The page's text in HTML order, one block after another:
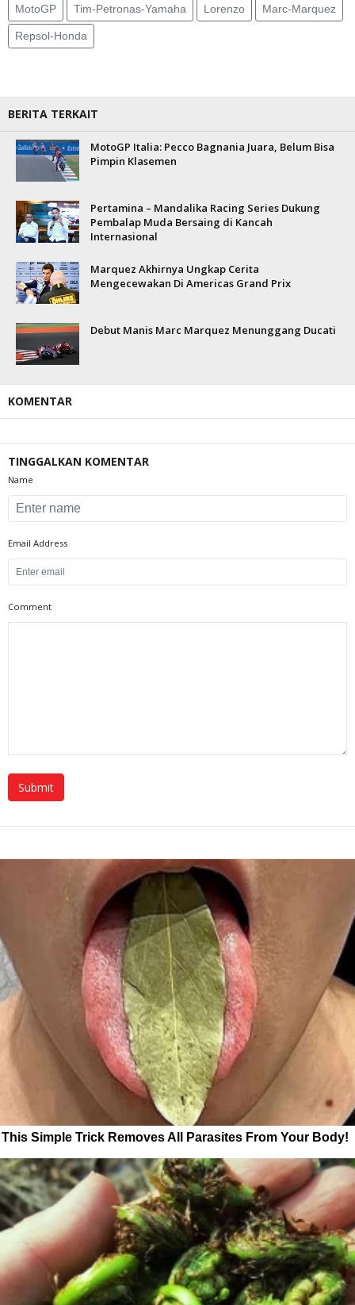
MotoGP Tim-Petronas-Yamaha Lorenzo Marc-Marquez
Repsol-Honda
BERITA TERKAIT
MotoGP Italia: Pecco Bagnania Juara, Belum Bisa
Pimpin Klasemen
Pertamina – Mandalika Racing Series Dukung
Pembalap Muda Bersaing di Kancah
Internasional
Marquez Akhirnya Ungkap Cerita
Mengecewakan Di Americas Grand Prix
Debut Manis Marc Marquez Menunggang Ducati
KOMENTAR
TINGGALKAN KOMENTAR
Name
Email Address
Comment
This Simple Trick Removes All Parasites From Your Body!